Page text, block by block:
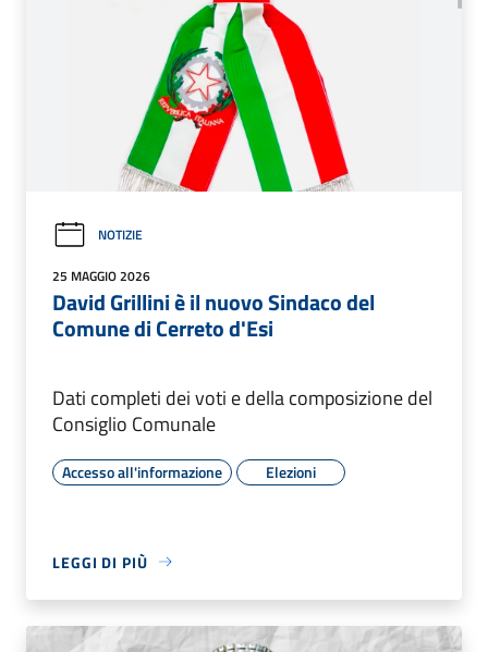
NOTIZIE
25 MAGGIO 2026
David Grillini è il nuovo Sindaco del
Comune di Cerreto d'Esi
Dati completi dei voti e della composizione del
Consiglio Comunale
Accesso all'informazione Elezioni
LEGGI DI PIÙ